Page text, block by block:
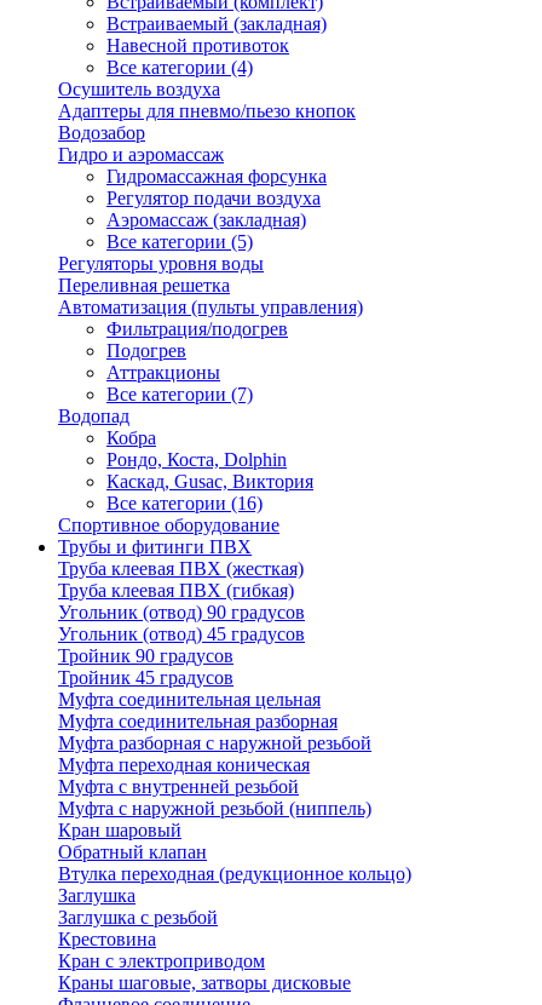
Встраиваемый (закладная)
Навесной противоток
Все категории (4)
Осушитель воздуха
Адаптеры для пневмо/пьезо кнопок
Водозабор
Гидро и аэромассаж
Гидромассажная форсунка
Регулятор подачи воздуха
Аэромассаж (закладная)
Все категории (5)
Регуляторы уровня воды
Переливная решетка
Автоматизация (пульты управления)
Фильтрация/подогрев
Подогрев
Аттракционы
Все категории (7)
Водопад
Кобра
Рондо, Коста, Dolphin
Каскад, Gusac, Виктория
Все категории (16)
Спортивное оборудование
Трубы и фитинги ПВХ
Труба клеевая ПВХ (жесткая)
Труба клеевая ПВХ (гибкая)
Угольник (отвод) 90 градусов
Угольник (отвод) 45 градусов
Тройник 90 градусов
Тройник 45 градусов
Муфта соединительная цельная
Муфта соединительная разборная
Муфта разборная с наружной резьбой
Муфта переходная коническая
Муфта с внутренней резьбой
Муфта с наружной резьбой (ниппель)
Кран шаровый
Обратный клапан
Втулка переходная (редукционное кольцо)
Заглушка
Заглушка с резьбой
Крестовина
Кран с электроприводом
Краны шаговые, затворы дисковые